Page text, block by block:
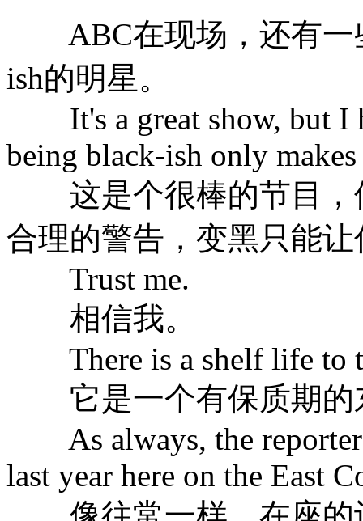
ABC在现场，还有一
ish的明星。
It's a great show, but I
being black-ish only
这是个很棒的节目，
合理的警告，变黑只能
Trust me.
相信我。
There is a shelf life to
它是一个有保质期的
As always, the
last year here on the East